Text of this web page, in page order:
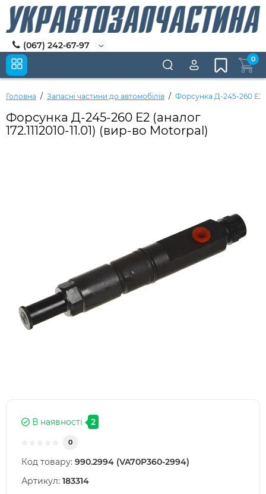
(067) 242-67-97
0
Головна Запасні частини до автомобілів Форсунка Д-245-260 Е2
Форсунка Д-245-260 Е2 (аналог
172.1112010-11.01) (вир-во Motorpal)
В наявності 2
0
Код товару: 990.2994 (VA70P360-2994)
Артикул: 183314